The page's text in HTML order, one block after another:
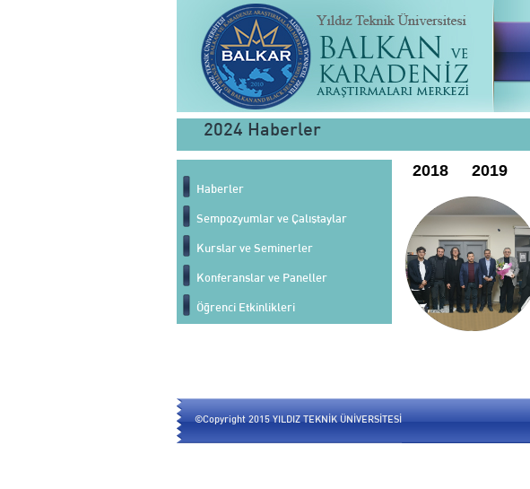
2024 Haberler
Haberler
Sempozyumlar ve Çalıştaylar
Kurslar ve Seminerler
Konferanslar ve Paneller
Öğrenci Etkinlikleri
2018 2019
©Copyright 2015 YILDIZ TEKNİK ÜNİVERSİTESİ